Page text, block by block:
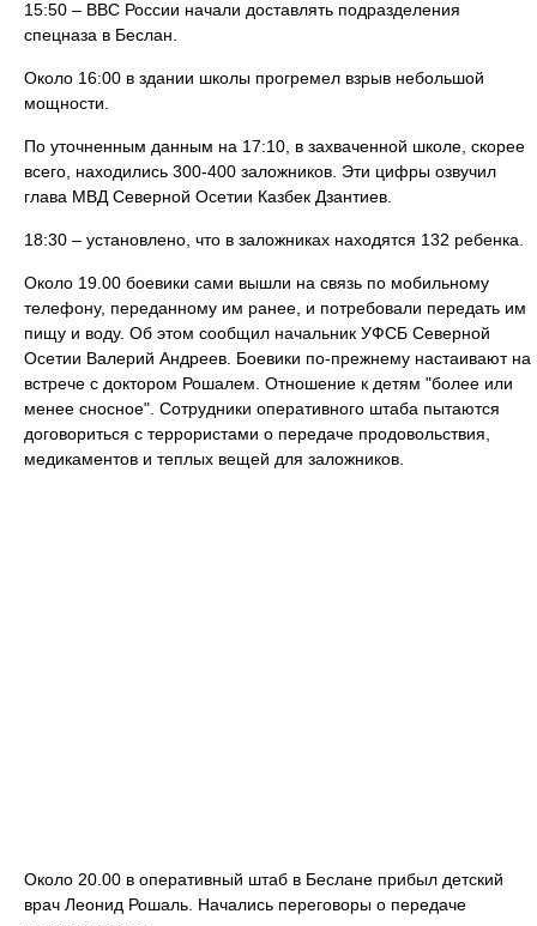
15:50 – ВВС России начали доставлять подразделения
спецназа в Беслан.
Около 16:00 в здании школы прогремел взрыв небольшой
мощности.
По уточненным данным на 17:10, в захваченной школе, скорее
всего, находились 300-400 заложников. Эти цифры озвучил
глава МВД Северной Осетии Казбек Дзантиев.
18:30 – установлено, что в заложниках находятся 132 ребенка.
Около 19.00 боевики сами вышли на связь по мобильному
телефону, переданному им ранее, и потребовали передать им
пищу и воду. Об этом сообщил начальник УФСБ Северной
Осетии Валерий Андреев. Боевики по‑прежнему настаивают на
встрече с доктором Рошалем. Отношение к детям "более или
менее сносное". Сотрудники оперативного штаба пытаются
договориться с террористами о передаче продовольствия,
медикаментов и теплых вещей для заложников.
Около 20.00 в оперативный штаб в Беслане прибыл детский
врач Леонид Рошаль. Начались переговоры о передаче